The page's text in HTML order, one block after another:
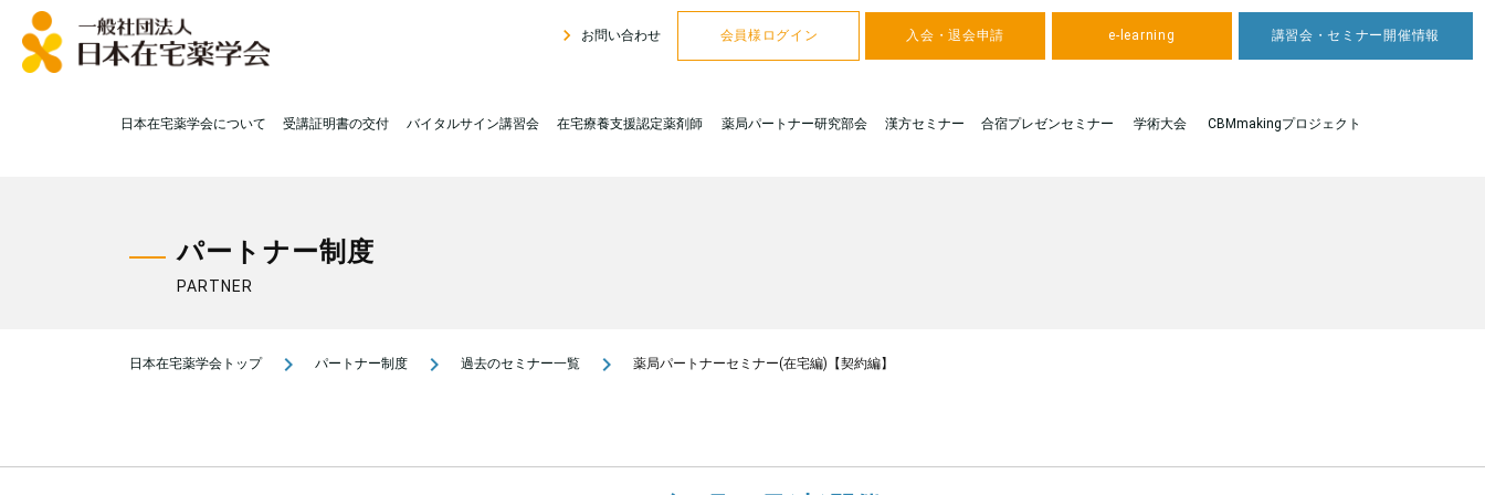
navigate_next お問い合わせ 会員様ログイン 入会・退会申請 e-learning 講習会・セミナー開催情報
日本在宅薬学会について 受講証明書の交付 バイタルサイン講習会 在宅療養支援認定薬剤師 薬局パートナー研究部会 漢方セミナー 合宿プレゼンセミナー 学術大会 CBMmakingプロジェクト
パートナー制度
PARTNER
日本在宅薬学会トップ navigate_next パートナー制度 navigate_next 過去のセミナー一覧 navigate_next 薬局パートナーセミナー(在宅編)【契約編】